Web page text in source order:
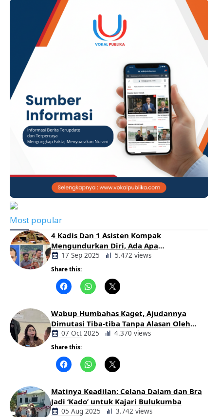
kemanusiaan terhadap masyarakat yang tertimpa musibah.
Kegiatan dihadiri …
Most popular
4 Kadis Dan 1 Asisten Kompak
Mengundurkan Diri, Ada Apa
Pemerintahan Oloan
17 Sep 2025 5.472 views
Share this:
Wabup Humbahas Kaget, Ajudannya
Dimutasi Tiba-tiba Tanpa Alasan Oleh
Bupati
07 Oct 2025 4.370 views
Share this:
Matinya Keadilan: Celana Dalam dan Bra
Jadi ‘Kado’ untuk Kajari Bulukumba
05 Aug 2025 3.742 views